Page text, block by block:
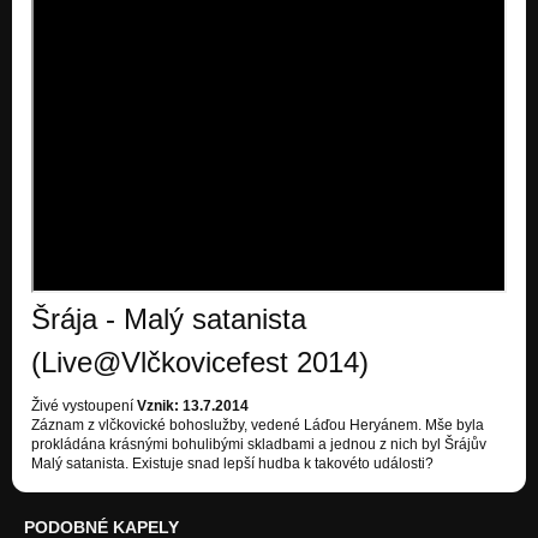
Šrája - Malý satanista
(Live@Vlčkovicefest 2014)
Živé vystoupení Vznik: 13.7.2014
Záznam z vlčkovické bohoslužby, vedené Láďou Heryánem. Mše byla
prokládána krásnými bohulibými skladbami a jednou z nich byl Šrájův
Malý satanista. Existuje snad lepší hudba k takovéto události?
PODOBNÉ KAPELY